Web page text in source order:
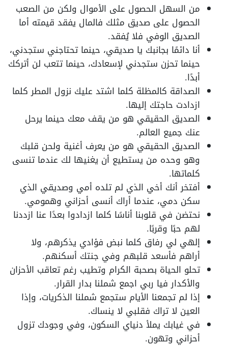
من السهل الحصول على الأموال ولكن من الصعب
الحصول على صديق مثلك فالمال يفقد قيمته أما
الصديق الوفي فلا يُفقد.
أنا دائمًا بجانبك يا صديقي، حينما تحتاجني ستجدني،
حينما تحزن ستجدني لإسعادك، حينما تتعب لن أتركك
أبدًا.
الصداقة كالمظلة كلما اشتد عليك نزول المطر كلما
ازدادت حاجتك إليها.
الصديق الحقيقي هو من يقف معك حينما يرحل
عنك جميع العالم.
الصديق الحقيقي هو من يعرف أغنية ولحن قلبك
وهو وحده من يستطيع أن يغنيها لك عندما تنسى
كلماتها.
أفتخر أنك أخي الذي لم تلده أمي وصديقي الذي
سكن دمي، عندما أراك أنسى أحزاني وهمومي.
نحتضن في قلوبنا أناسًا كلما ازدادوا بعدًا عنا ازددنا
لهم حبًا وقربًا.
إلهي لي رفاق كلما نبض فؤادي يذكرهم، ولا
أراهم فأسعد قلبهم وفي جنتك أسكنهم.
تحلو الحياة بصحبة الكرام وتطيب رغم تعاقب الأحزان
والأكدار فيا ربي اجمع شملنا بدار القرار.
إذا لم تجمعنا الأيام ستجمع شملنا الذكريات، وإذا
العين لا تراك فقلبي لا ينساك.
في غيابك يملأ دنياي السكون، وفي وجودك تزول
أحزاني وتهون.